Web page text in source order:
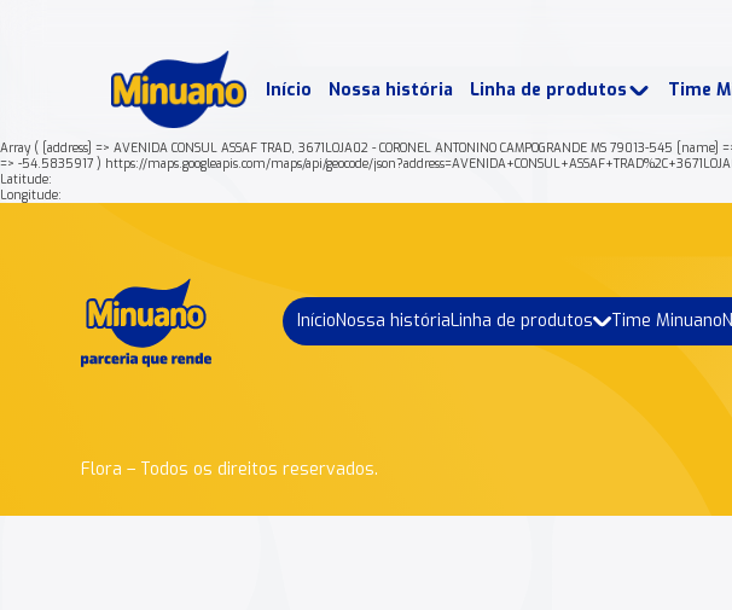
Início Nossa história Linha de produtos Time
Array ( [address] => AVENIDA CONSUL ASSAF TRAD, 3671LOJA02 - CORONEL ANTONINO CAMPOGRANDE MS 79013-545
=> -54.5835917 ) https://maps.googleapis.com/maps/api/geocode/
Latitude:
Longitude:
InícioNossa históriaLinha de produtos Time Minuano
Flora – Todos os direitos reservados.